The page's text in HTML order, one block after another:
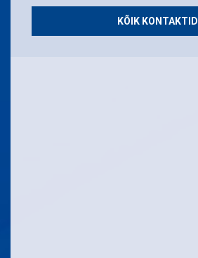
KÕIK KONTAKTID